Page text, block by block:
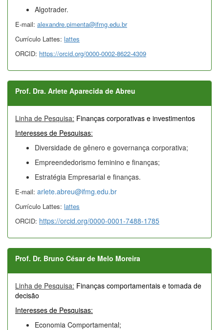
Algotrader.
E-mail: alexandre.pimenta@ifmg.edu.br
Currículo Lattes: lattes
ORCID: https://orcid.org/0000-0002-8622-4309
Prof. Dra. Arlete Aparecida de Abreu
Linha de Pesquisa: Finanças corporativas e investimentos
Interesses de Pesquisas:
Diversidade de gênero e governança corporativa;
Empreendedorismo feminino e finanças;
Estratégia Empresarial e finanças.
E-mail: arlete.abreu@ifmg.edu.br
Currículo Lattes: lattes
ORCID: https://orcid.org/0000-0001-7488-1785
Prof. Dr. Bruno César de Melo Moreira
Linha de Pesquisa: Finanças comportamentais e tomada de
decisão
Interesses de Pesquisas:
Economia Comportamental;